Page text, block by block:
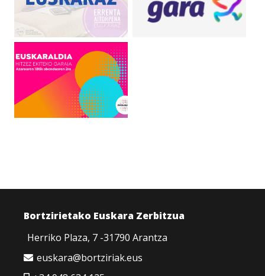
Bortzirietako Euskara Zerbitzua
Herriko Plaza, 7 -31790 Arantza
euskara@bortziriak.eus